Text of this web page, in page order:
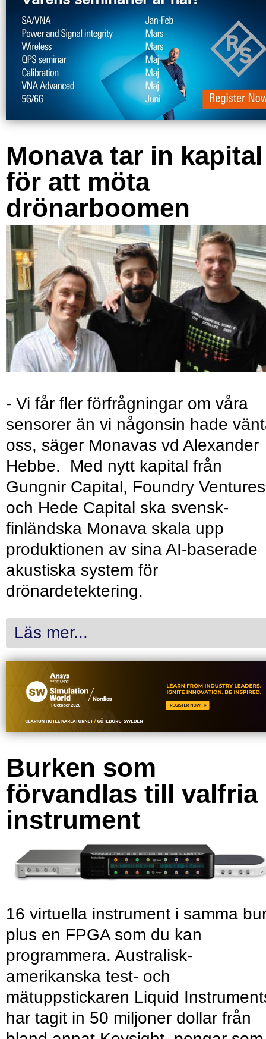
Monava tar in kapital
för att möta
drönarboomen
- Vi får fler förfrågningar om våra
sensorer än vi någonsin hade
oss, säger Monavas vd Alexander
Hebbe. Med nytt kapital från
Gungnir Capital, Foundry Ventures
och Hede Capital ska svensk-
finländska Monava skala upp
produktionen av sina AI-baserade
akustiska system för
drönardetektering.
Läs mer...
Burken som
förvandlas till valfria
instrument
16 virtuella instrument i samma
plus en FPGA som du kan
programmera. Australisk-
amerikanska test- och
mätuppstickaren Liquid
har tagit in 50 miljoner dollar från